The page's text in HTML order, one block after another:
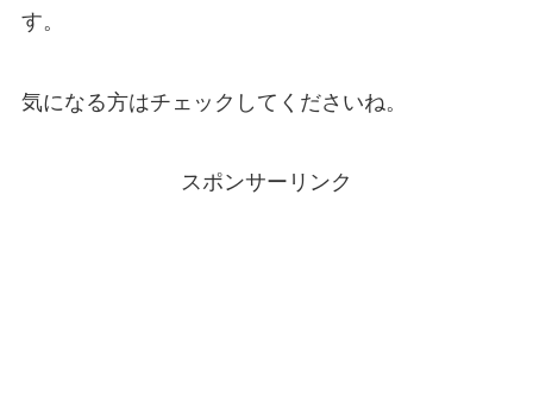
す。
気になる方はチェックしてくださいね。
スポンサーリンク